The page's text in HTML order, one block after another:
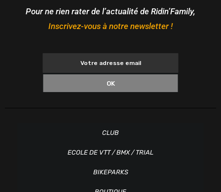
Pour ne rien rater de l’actualité de Ridin’Family,
Inscrivez-vous à notre newsletter !
OK
CLUB
ECOLE DE VTT / BMX / TRIAL
BIKEPARKS